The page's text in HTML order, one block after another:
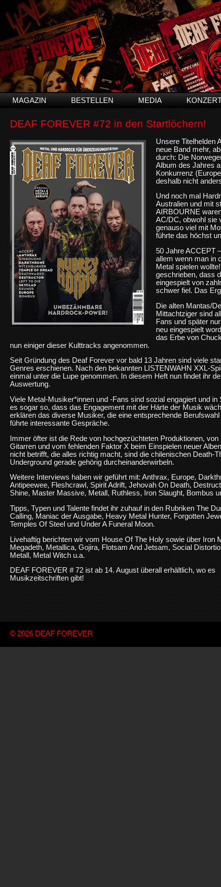
MAGAZIN BESTELLEN MEDIA
DEAF FOREVER #72 in den Startlöchern!
Unsere Titelhelden
neue Band mehr,
durch: Die
Album des Jahres
Konkurrenz
deshalb nicht
Und noch mal
Australien und mit
AIRBOURNE
AC/DC, obwohl sie
genauso viel mit
führte das höchst
50 Jahre ACCEPT
allem wenn man in
Metal spielen
geschrieben, dass
eingespielt von
schwer fiel. Das
Die alten Mantas/
Mittachtziger sind
Fans und später
neu eingespielt
das Erbe von
nun einiger dieser Kulttracks angenommen.
Seit Gründung des Deaf Forever vor bald 13 Jahren sind viele
Genres erschienen. Nach den bekannten LISTENWAHN XXL-
einmal unter die Lupe genommen. In diesem Heft nun findet ihr
Auswertung.
Viele Metal-Musiker*innen und -Fans sind sozial engagiert und
es sogar so, dass das Engagement mit der Härte der Musik
erklären das diverse Musiker, die eine entsprechende
führte interessante Gespräche.
Immer öfter ist die Rede von hochgezüchteten Produktionen,
Gitarren und vom fehlenden Faktor X beim Einspielen neuer
nicht betrifft, die alles richtig macht, sind die chilenischen Death-
Underground gerade gehörig durcheinanderwirbeln.
Weitere Interviews haben wir geführt mit: Anthrax, Europe,
Antipeewee, Fleshcrawl, Spirit Adrift, Jehovah On Death,
Shine, Master Massive, Metall, Ruthless, Iron Slaught, Bombus
Tipps, Typen und Talente findet ihr zuhauf in den Rubriken The
Calling, Maniac der Ausgabe, Heavy Metal Hunter, Forgotten
Temples Of Steel und Under A Funeral Moon.
Livehaftig berichten wir vom House Of The Holy sowie über Iron
Megadeth, Metallica, Gojira, Flotsam And Jetsam, Social
Metall, Metal Witch u.a.
DEAF FOREVER # 72 ist ab 14. August überall erhältlich, wo es
Musikzeitschriften gibt!
© 2026 DEAF FOREVER